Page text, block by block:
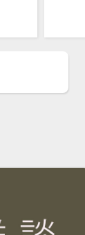
男
感
です